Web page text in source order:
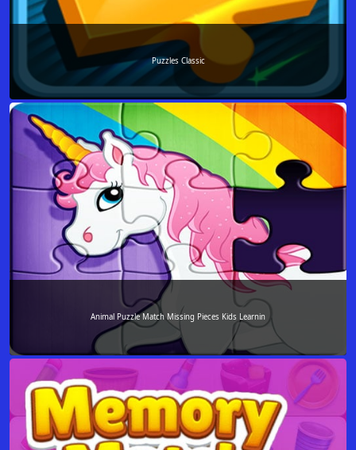
Puzzles Classic
Animal Puzzle Match Missing Pieces Kids Learnin